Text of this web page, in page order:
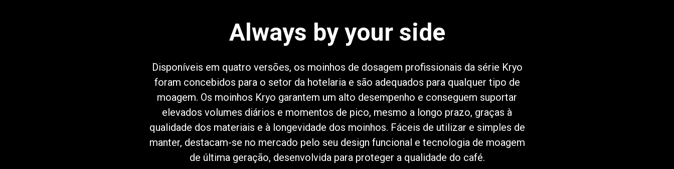
Always by your side
Disponíveis em quatro versões, os moinhos de dosagem profissionais da série Kryo
foram concebidos para o setor da hotelaria e são adequados para qualquer tipo de
moagem. Os moinhos Kryo garantem um alto desempenho e conseguem suportar
elevados volumes diários e momentos de pico, mesmo a longo prazo, graças à
qualidade dos materiais e à longevidade dos moinhos. Fáceis de utilizar e simples de
manter, destacam-se no mercado pelo seu design funcional e tecnologia de moagem
de última geração, desenvolvida para proteger a qualidade do café.
Política de Privacidade